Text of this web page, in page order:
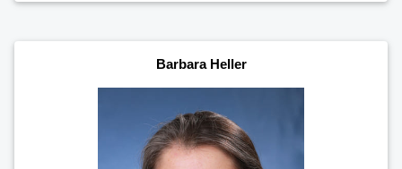
Barbara Heller